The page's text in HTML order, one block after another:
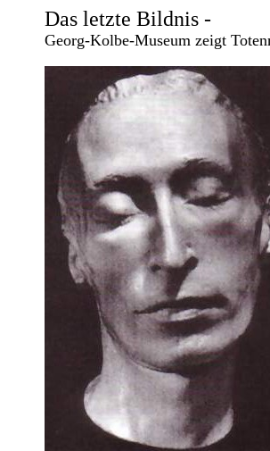
Das letzte Bildnis -
Georg-Kolbe-Museum zeigt